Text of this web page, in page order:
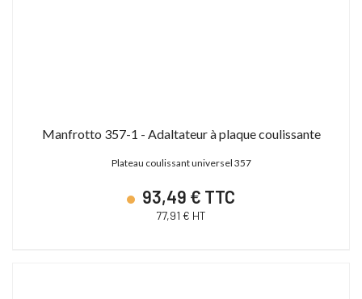
Manfrotto 357-1 - Adaltateur à plaque coulissante
Plateau coulissant universel 357
93,49 € TTC
77,91 € HT